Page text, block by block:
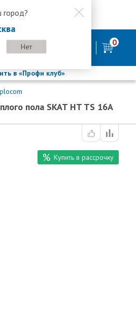
200-58-35
Нет
200-58-35
18:00. Сб. Вс - выходной 0
в «Профи клуб»
пола SKAT HT TS 16А
Купить в рассрочку